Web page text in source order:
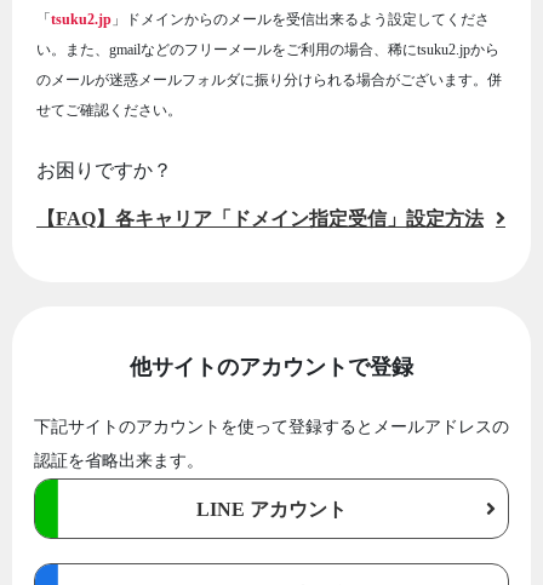
「 tsuku2.jp 」ドメインからのメールを受信出来るよう設定してくださ
い。また、gmailなどのフリーメールをご利用の場合、稀にtsuku2.jpから
のメールが迷惑メールフォルダに振り分けられる場合がございます。併
せてご確認ください。
お困りですか？
【FAQ】各キャリア「ドメイン指定受信」設定方法
他サイトのアカウントで登録
下記サイトのアカウントを使って登録するとメールアドレスの
認証を省略出来ます。
LINE アカウント